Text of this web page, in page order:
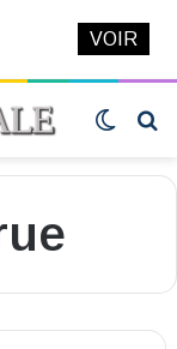
Switch
VOIR